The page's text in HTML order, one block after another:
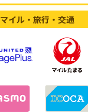
マイル・旅行・交通